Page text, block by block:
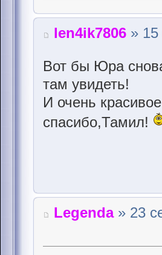
len4ik7806 »
Вот бы Юра
там увидеть!
И очень
спасибо,Тамил!
Legenda» 23